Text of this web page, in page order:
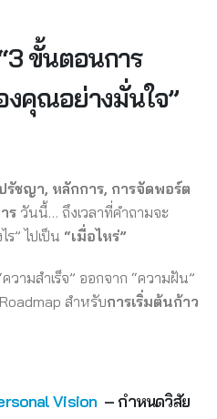
ขั้นตอนการ
คุณอย่างมั่นใจ”
รัชญา, หลักการ, การจัดพอร์ต
ร วันนี้… ถึงเวลาที่คำถามจะ
ร” ไปเป็น “เมื่อไหร่”
ามสำเร็จ” ออกจาก “ความฝัน”
สำหรับการเริ่มต้นก้าว
Vision – กำหนดวิสัย